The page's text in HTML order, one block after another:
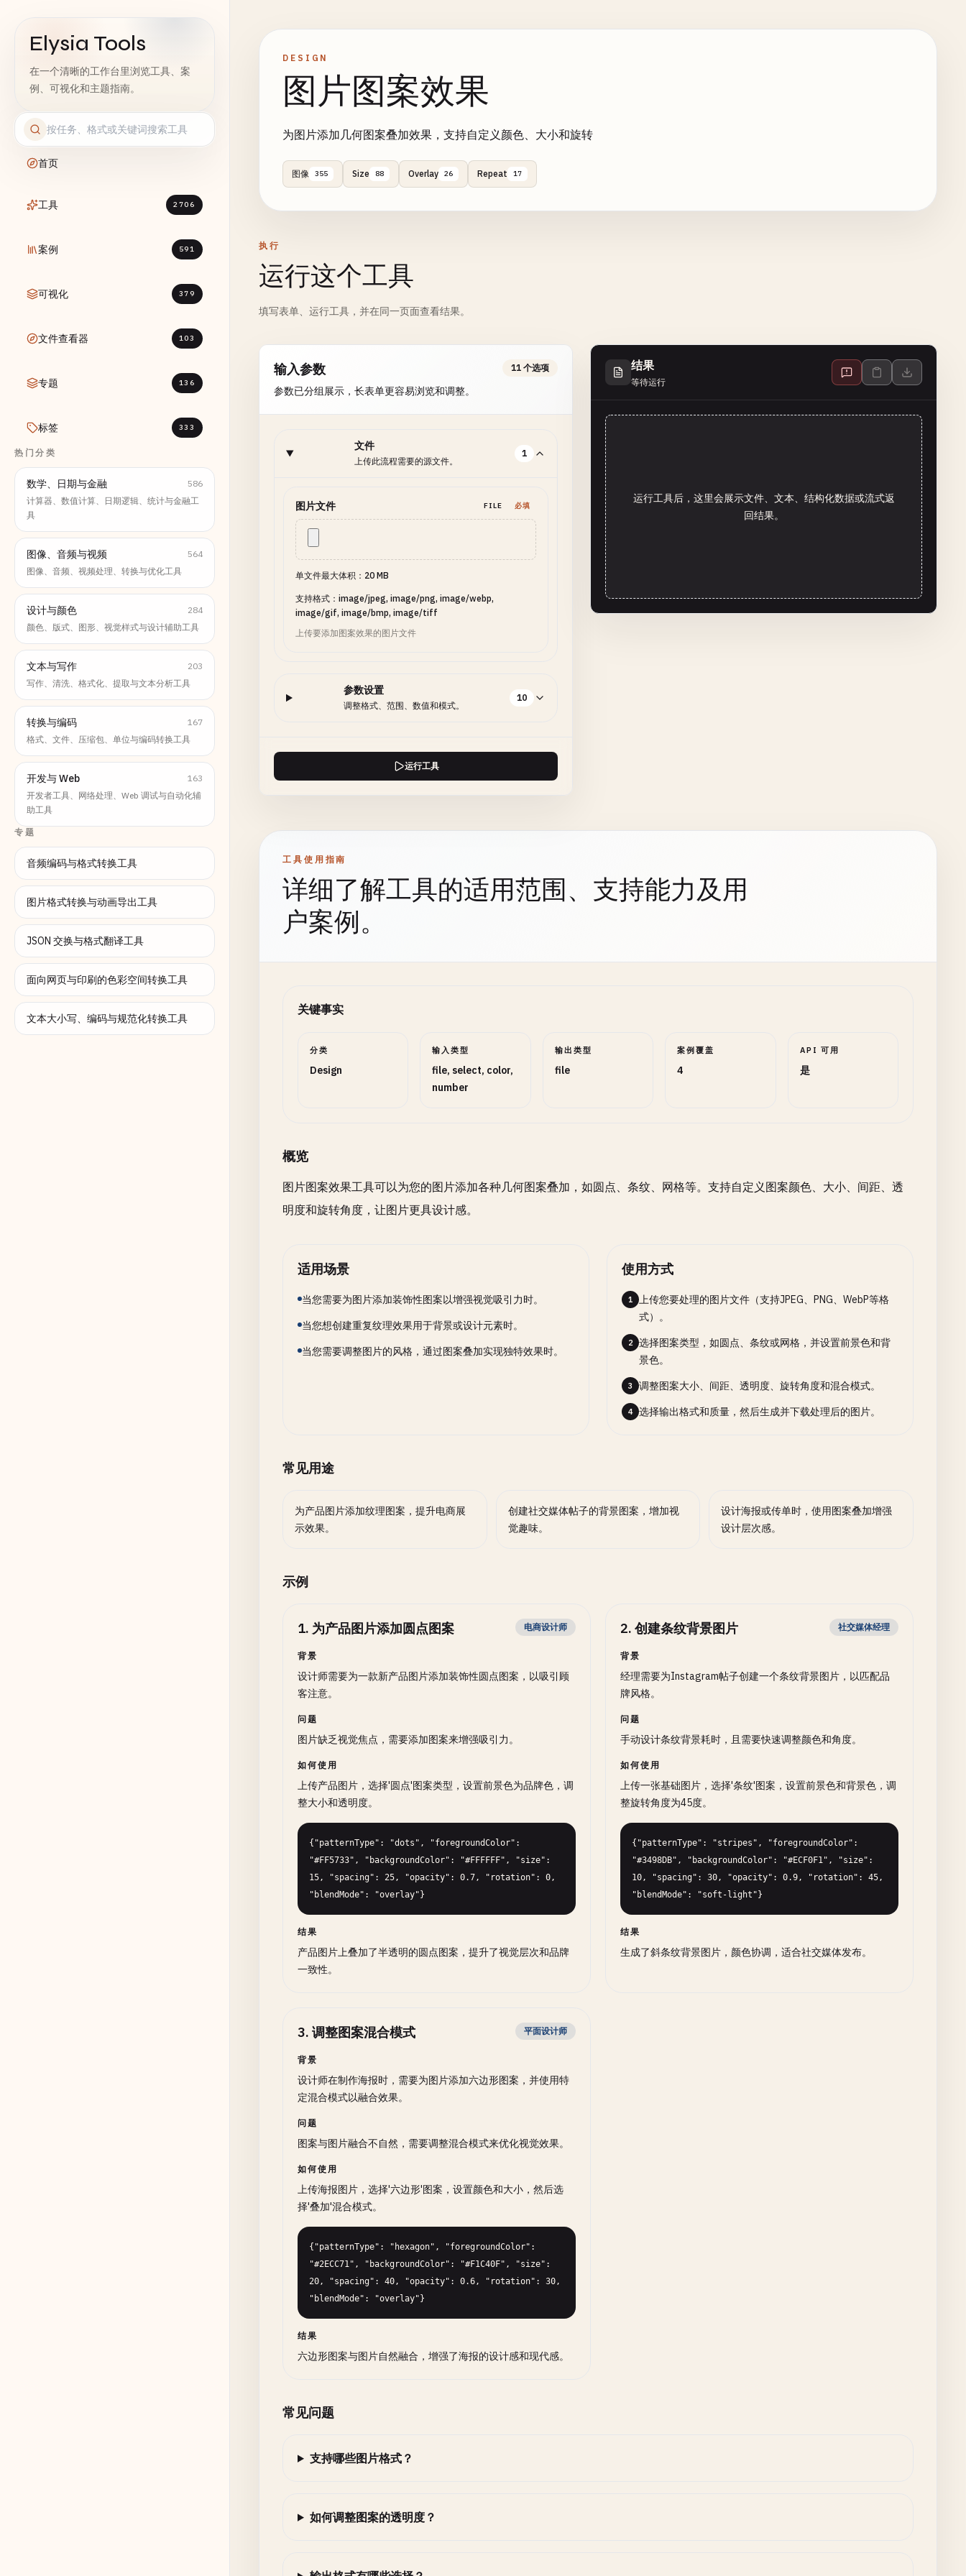
Elysia Tools
在一个清晰的工作台里浏览工具、案
例、可视化和主题指南。
首页
工具 2706
案例 591
可视化 379
文件查看器 103
专题 136
标签 333
热门分类
数学、日期与金融
586
计算器、数值计算、日期逻辑、统计与金融工
具
图像、音频与视频
564
图像、音频、视频处理、转换与优化工具
设计与颜色
284
颜色、版式、图形、视觉样式与设计辅助工具
文本与写作
203
写作、清洗、格式化、提取与文本分析工具
转换与编码
167
格式、文件、压缩包、单位与编码转换工具
开发与 Web
163
开发者工具、网络处理、Web 调试与自动化辅
助工具
专题
音频编码与格式转换工具
图片格式转换与动画导出工具
JSON 交换与格式翻译工具
面向网页与印刷的色彩空间转换工具
文本大小写、编码与规范化转换工具
DESIGN
图片图案效果
为图片添加几何图案叠加效果，支持自定义颜色、大小和旋转
图像 355 Size 88 Overlay 26 Repeat 17
执行
运行这个工具
填写表单、运行工具，并在同一页面查看结果。
输入参数
参数已分组展示，长表单更容易浏览和调整。
11 个选项
文件
上传此流程需要的源文件。
1
图片文件 FILE 必填
单文件最大体积：20 MB
支持格式：image/jpeg, image/png, image/webp,
image/gif, image/bmp, image/tiff
上传要添加图案效果的图片文件
参数设置
调整格式、范围、数值和模式。
10
运行工具
结果
等待运行
运行工具后，这里会展示文件、文本、结构化数据或流式返
回结果。
工具使用指南
详细了解工具的适用范围、支持能力及用
户案例。
关键事实
分类
Design
输入类型
file, select, color,
number
输出类型
file
案例覆盖
4
API 可用
是
概览
图片图案效果工具可以为您的图片添加各种几何图案叠加，如圆点、条纹、网格等。支持自定义图案颜色、大小、间距、透
明度和旋转角度，让图片更具设计感。
适用场景
当您需要为图片添加装饰性图案以增强视觉吸引力时。
当您想创建重复纹理效果用于背景或设计元素时。
当您需要调整图片的风格，通过图案叠加实现独特效果时。
使用方式
1
上传您要处理的图片文件（支持JPEG、PNG、WebP等格
式）。
2
选择图案类型，如圆点、条纹或网格，并设置前景色和背
景色。
3 调整图案大小、间距、透明度、旋转角度和混合模式。
4 选择输出格式和质量，然后生成并下载处理后的图片。
常见用途
为产品图片添加纹理图案，提升电商展
示效果。
创建社交媒体帖子的背景图案，增加视
觉趣味。
设计海报或传单时，使用图案叠加增强
设计层次感。
示例
1. 为产品图片添加圆点图案 电商设计师
背景
设计师需要为一款新产品图片添加装饰性圆点图案，以吸引顾
客注意。
问题
图片缺乏视觉焦点，需要添加图案来增强吸引力。
如何使用
上传产品图片，选择'圆点'图案类型，设置前景色为品牌色，调
整大小和透明度。
{"patternType": "dots", "foregroundColor":
"#FF5733", "backgroundColor": "#FFFFFF", "size":
15, "spacing": 25, "opacity": 0.7, "rotation": 0,
"blendMode": "overlay"}
结果
产品图片上叠加了半透明的圆点图案，提升了视觉层次和品牌
一致性。
2. 创建条纹背景图片 社交媒体经理
背景
经理需要为Instagram帖子创建一个条纹背景图片，以匹配品
牌风格。
问题
手动设计条纹背景耗时，且需要快速调整颜色和角度。
如何使用
上传一张基础图片，选择'条纹'图案，设置前景色和背景色，调
整旋转角度为45度。
{"patternType": "stripes", "foregroundColor":
"#3498DB", "backgroundColor": "#ECF0F1", "size":
10, "spacing": 30, "opacity": 0.9, "rotation": 45,
"blendMode": "soft-light"}
结果
生成了斜条纹背景图片，颜色协调，适合社交媒体发布。
3. 调整图案混合模式 平面设计师
背景
设计师在制作海报时，需要为图片添加六边形图案，并使用特
定混合模式以融合效果。
问题
图案与图片融合不自然，需要调整混合模式来优化视觉效果。
如何使用
上传海报图片，选择'六边形'图案，设置颜色和大小，然后选
择'叠加'混合模式。
{"patternType": "hexagon", "foregroundColor":
"#2ECC71", "backgroundColor": "#F1C40F", "size":
20, "spacing": 40, "opacity": 0.6, "rotation": 30,
"blendMode": "overlay"}
结果
六边形图案与图片自然融合，增强了海报的设计感和现代感。
常见问题
支持哪些图片格式？
如何调整图案的透明度？